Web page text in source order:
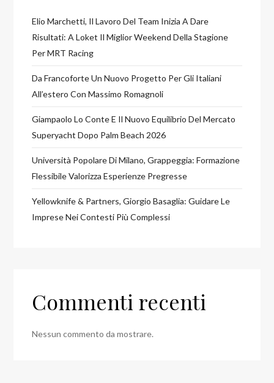
Elio Marchetti, Il Lavoro Del Team Inizia A Dare
Risultati: A Loket Il Miglior Weekend Della Stagione
Per MRT Racing
Da Francoforte Un Nuovo Progetto Per Gli Italiani
All’estero Con Massimo Romagnoli
Giampaolo Lo Conte E Il Nuovo Equilibrio Del Mercato
Superyacht Dopo Palm Beach 2026
Università Popolare Di Milano, Grappeggia: Formazione
Flessibile Valorizza Esperienze Pregresse
Yellowknife & Partners, Giorgio Basaglia: Guidare Le
Imprese Nei Contesti Più Complessi
Commenti recenti
Nessun commento da mostrare.